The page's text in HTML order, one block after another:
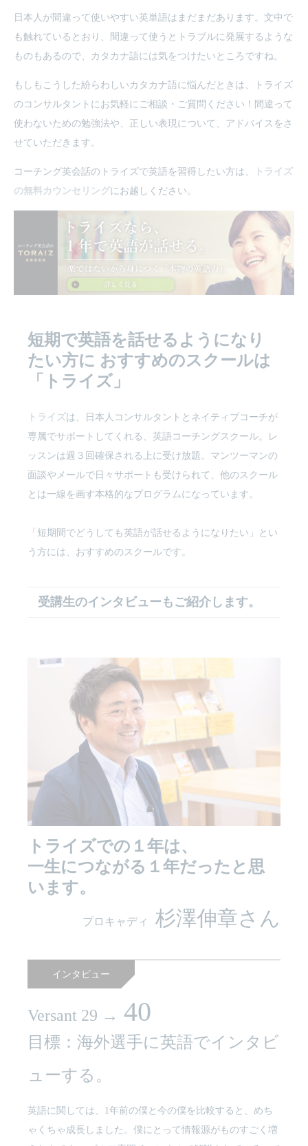
日本人が間違って使いやすい英単語はまだまだあります。文中で
も触れているとおり、間違って使うとトラブルに発展するような
ものもあるので、カタカナ語には気をつけたいところですね。
もしもこうした紛らわしいカタカナ語に悩んだときは、トライズ
のコンサルタントにお気軽にご相談・ご質問ください！間違って
使わないための勉強法や、正しい表現について、アドバイスをさ
せていただきます。
コーチング英会話のトライズで英語を習得したい方は、
トライズ
の無料カウンセリングにお越しください。
短期で英語を話せるようになり
たい方に おすすめのスクールは
「トライズ」
トライズは、日本人コンサルタントとネイティブコーチが
専属でサポートしてくれる、英語コーチングスクール。レ
ッスンは週３回確保される上に受け放題。マンツーマンの
面談やメールで日々サポートも受けられて、他のスクール
とは一線を画す本格的なプログラムになっています。
「短期間でどうしても英語が話せるようになりたい」とい
う方には、おすすめのスクールです。
受講生のインタビューもご紹介します。
トライズでの１年は、
一生につながる１年だったと思
います。
プロキャディ 杉澤伸章さん
インタビュー
Versant 29 → 40
目標：海外選手に英語でインタビ
ューする。
英語に関しては、1年前の僕と今の僕を比較すると、めち
ゃくちゃ成長しました。僕にとって情報源がものすごく増